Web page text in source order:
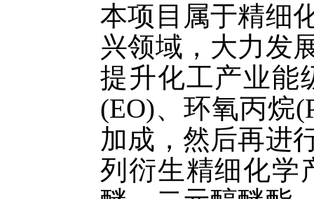
本项目属于精细
兴领域，大力发
提升化工产业能
(EO)、环氧丙烷
加成，然后再进
列衍生精细化学